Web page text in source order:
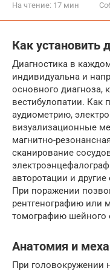
На чтение: 17 мин
Как установить
Диагностика в
индивидуальна и
основного диагноза,
вестибулопатии. Как
аудиометрию,
визуализационные
магнитно-
сканирование
авторотации и
При поражении
рентгенографию или
томографию шейного
Анатомия и
При головокружении